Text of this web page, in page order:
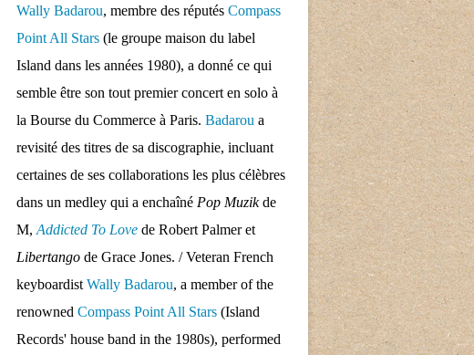
Wally Badarou, membre des réputés Compass
Point All Stars (le groupe maison du label
Island dans les années 1980), a donné ce qui
semble être son tout premier concert en solo à
la Bourse du Commerce à Paris. Badarou a
revisité des titres de sa discographie, incluant
certaines de ses collaborations les plus célèbres
dans un medley qui a enchaîné Pop Muzikde
M, Addicted To Love de Robert Palmer et
Libertango de Grace Jones. / Veteran French
keyboardist Wally Badarou, a member of the
renowned Compass Point All Stars (Island
Records' house band in the 1980s), performed